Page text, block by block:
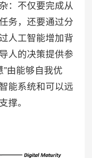
：不仅要完成从
务，还要通过分
人工智能增加背
人的决策提供参
”由能够自我优
能系统和可以远
撑。